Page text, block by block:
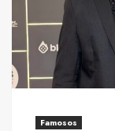
Famosos